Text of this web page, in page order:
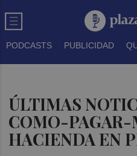
PODCASTS PUBLICIDAD
ÚLTIMAS
COMO-
HACIENDA EN